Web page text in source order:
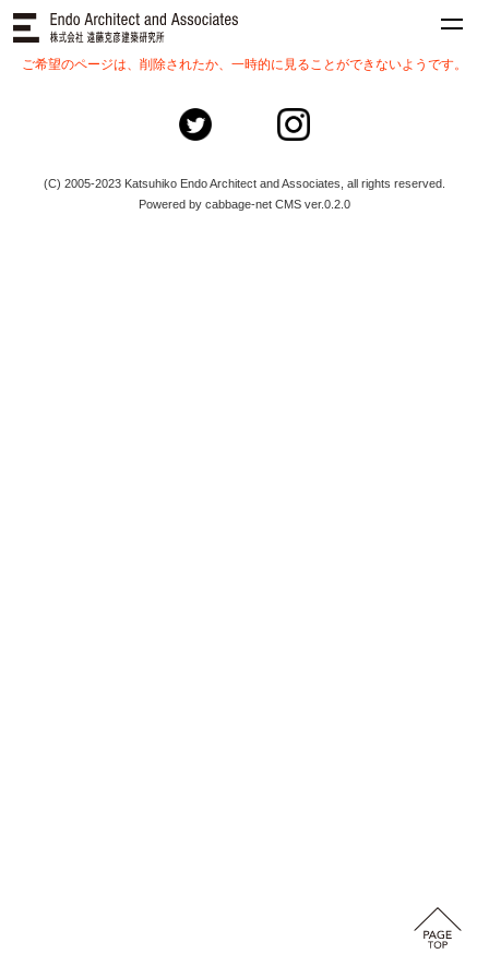
ご希望のページは、削除されたか、一時的に見ることができないようです。
(C) 2005-2023 Katsuhiko Endo Architect and Associates, all rights reserved.
Powered by cabbage-net CMS ver.0.2.0